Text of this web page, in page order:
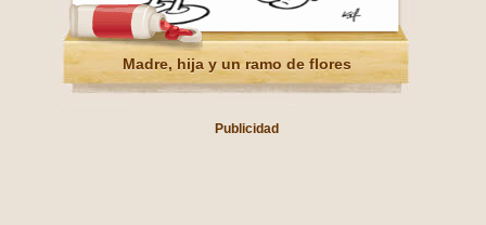
Madre, hija y un ramo de flores
Publicidad